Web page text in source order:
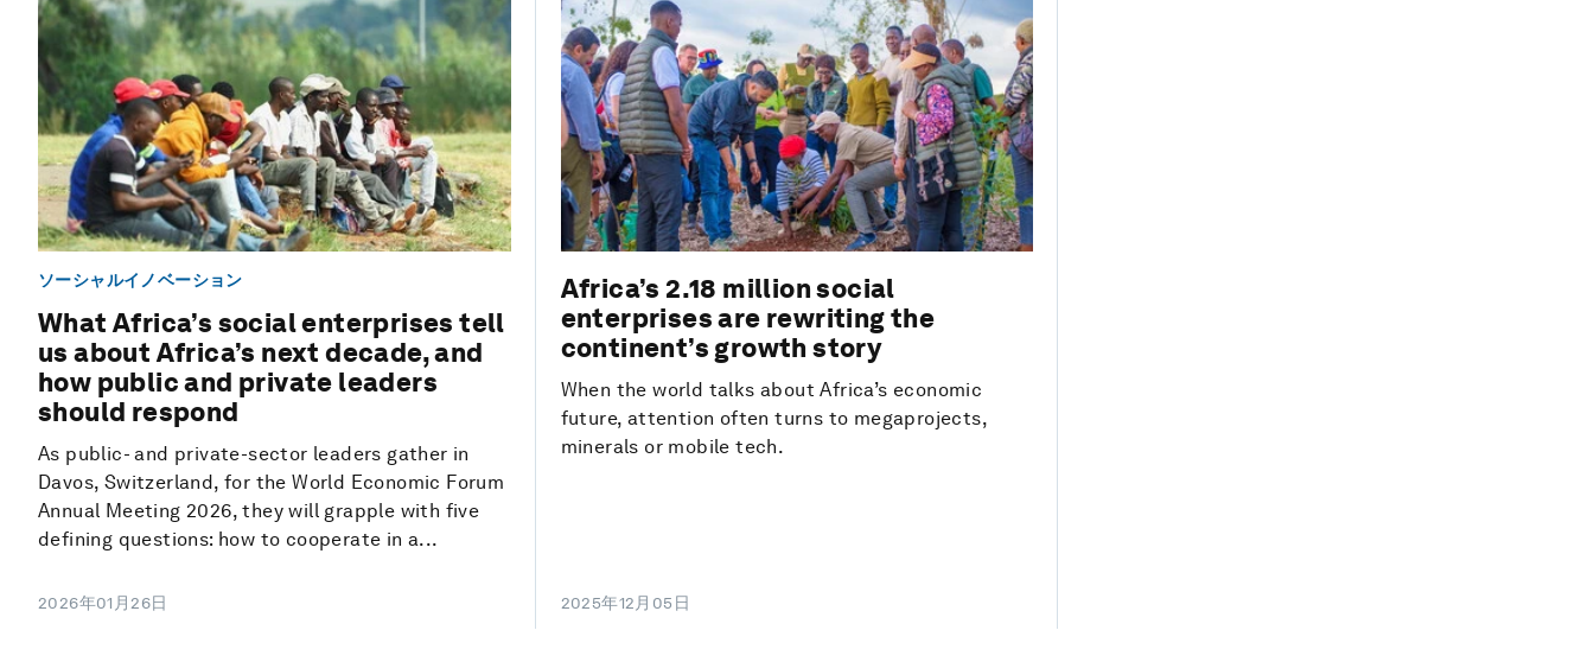
ソーシャルイノベーション
What Africa’s social enterprises tell
us about Africa’s next decade, and
how public and private leaders
should respond
As public- and private-sector leaders gather in
Davos, Switzerland, for the World Economic Forum
Annual Meeting 2026, they will grapple with five
defining questions: how to cooperate in a...
2026年01月26日
Africa’s 2.18 million social
enterprises are rewriting the
continent’s growth story
When the world talks about Africa’s economic
future, attention often turns to megaprojects,
minerals or mobile tech.
2025年12月05日